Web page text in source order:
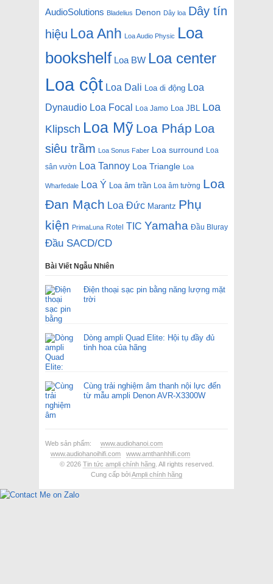
AudioSolutions Bladelius Denon Dây loa Dây tín
hiệu Loa Anh Loa Audio Physic Loa
bookshelf Loa BW Loa center
Loa cột Loa Dali Loa di động Loa
Dynaudio Loa Focal Loa Jamo Loa JBL Loa
Klipsch Loa Mỹ Loa Pháp Loa
siêu trầm
Loa Sonus Faber Loa surround Loa
sân vườn Loa Tannoy Loa Triangle Loa
Wharfedale Loa Ý Loa âm trần Loa âm tường Loa
Đan Mạch Loa Đức Marantz Phụ
kiện PrimaLuna Rotel TIC Yamaha Đầu Bluray
Đầu SACD/CD
Bài Viết Ngẫu Nhiên
Điện thoại sạc pin bằng năng lượng mặt
trời
Dòng ampli Quad Elite: Hội tụ đầy đủ
tinh hoa của hãng
Cùng trải nghiệm âm thanh nội lực đến
từ mẫu ampli Denon AVR-X3300W
Web sản phẩm: www.audiohanoi.com
www.audiohanoihifi.com
www.amthanhhifi.com
© 2026 Tin tức ampli chính hãng. All rights reserved.
Cung cấp bởiAmpli chính hãng